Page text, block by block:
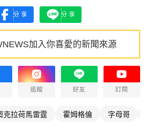
分享 分享
加入你喜愛的新聞來源
追蹤 好友 訂閱
克拉荷馬雷霆 霍姆格倫 字母哥